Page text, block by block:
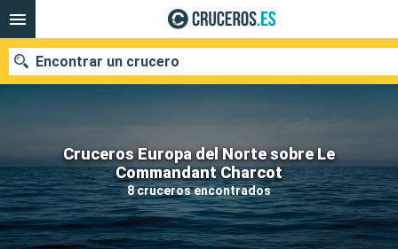
Cruceros Europa del Norte sobre Le
Commandant Charcot
8 cruceros encontrados
Encontrar un crucero
Nuestros destinos
Fecha de salida
Puertos Compañías